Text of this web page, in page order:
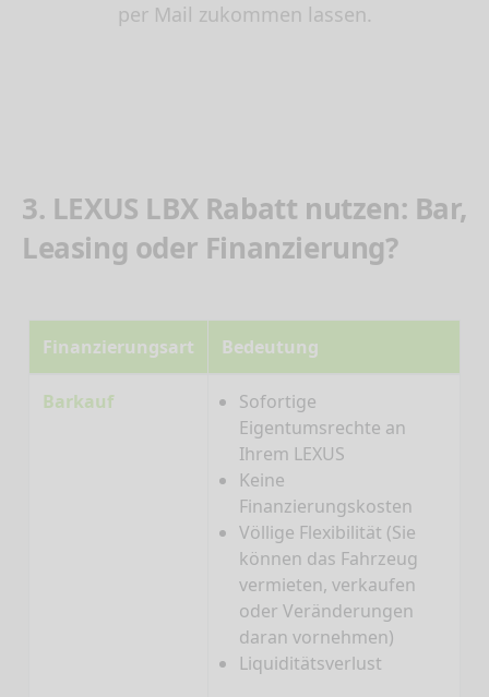
per Mail zukommen lassen.
3. LEXUS LBX Rabatt nutzen: Bar,
Leasing oder Finanzierung?
Finanzierungsart Bedeutung
Barkauf
Sofortige
Eigentumsrechte an
Ihrem LEXUS
Keine
Finanzierungskosten
Völlige Flexibilität (Sie
können das Fahrzeug
vermieten, verkaufen
oder Veränderungen
daran vornehmen)
Liquiditätsverlust